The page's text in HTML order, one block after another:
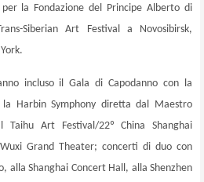
la Fondazione del Principe Alberto di
Siberian Art Festival a Novosibirsk,
incluso il Gala di Capodanno con la
la Harbin Symphony diretta dal Maestro
Art Festival/22º China Shanghai
Grand Theater; concerti di duo con
alla Shanghai Concert Hall, alla Shenzhen